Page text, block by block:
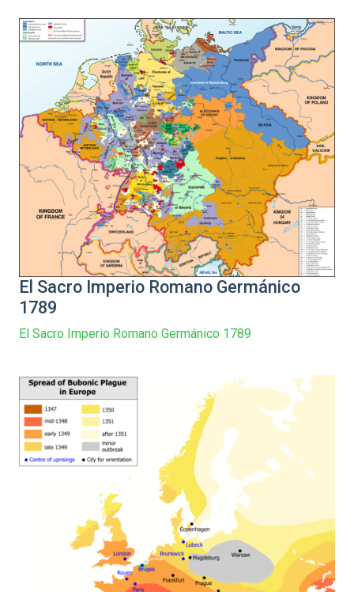
El Sacro Imperio Romano Germánico
1789
El Sacro Imperio Romano Germánico 1789